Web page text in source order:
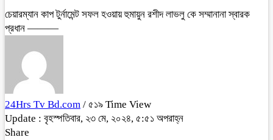
চেয়ারম্যান কাপ টুর্নামেন্ট সফল হওয়ায় হুমায়ুন রশীদ লাভলু কে সম্মানানা স্বারক
প্রধান ———
24Hrs Tv Bd.com / ৫১৯ Time View
Update : বৃহস্পতিবার, ২৩ মে, ২০২৪, ৫:৫১ অপরাহ্ন
Share